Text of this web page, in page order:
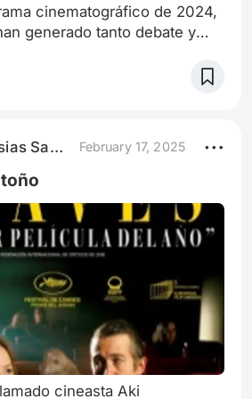
cinematográfico de 2024,
generado tanto debate y
obra monumental, con una
busca reconstruir
Unidos. Con actuaciones
Brody y Fel
Myrrha Yglesias Saavedra February 17, 2025
cineasta Aki